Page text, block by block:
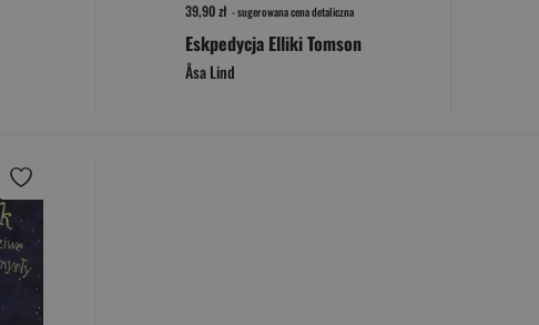
39,90 zł - sugerowana cena detaliczna
Eskpedycja Elliki Tomson
Åsa Lind